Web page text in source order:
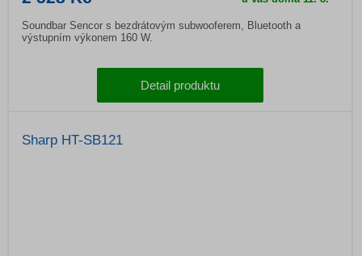
Soundbar Sencor s bezdrátovým subwooferem, Bluetooth a
výstupním výkonem 160 W.
Detail produktu
Sharp HT-SB121